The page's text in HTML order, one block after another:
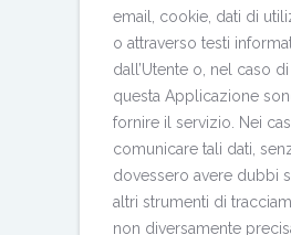
email, cookie, dati di
o attraverso testi
dall’Utente o, nel caso
questa Applicazione
fornire il servizio. Nei
comunicare tali dati,
dovessero avere dubbi
altri strumenti di
non diversamente